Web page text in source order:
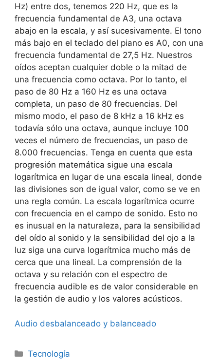
Hz) entre dos, tenemos 220 Hz, que es la
frecuencia fundamental de A3, una octava
abajo en la escala, y así sucesivamente. El tono
más bajo en el teclado del piano es A0, con una
frecuencia fundamental de 27,5 Hz. Nuestros
oídos aceptan cualquier doble o la mitad de
una frecuencia como octava. Por lo tanto, el
paso de 80 Hz a 160 Hz es una octava
completa, un paso de 80 frecuencias. Del
mismo modo, el paso de 8 kHz a 16 kHz es
todavía sólo una octava, aunque incluye 100
veces el número de frecuencias, un paso de
8.000 frecuencias. Tenga en cuenta que esta
progresión matemática sigue una escala
logarítmica en lugar de una escala lineal, donde
las divisiones son de igual valor, como se ve en
una regla común. La escala logarítmica ocurre
con frecuencia en el campo de sonido. Esto no
es inusual en la naturaleza, para la sensibilidad
del oído al sonido y la sensibilidad del ojo a la
luz siga una curva logarítmica mucho más de
cerca que una lineal. La comprensión de la
octava y su relación con el espectro de
frecuencia audible es de valor considerable en
la gestión de audio y los valores acústicos.
Audio desbalanceado y balanceado
Categorías
Tecnología